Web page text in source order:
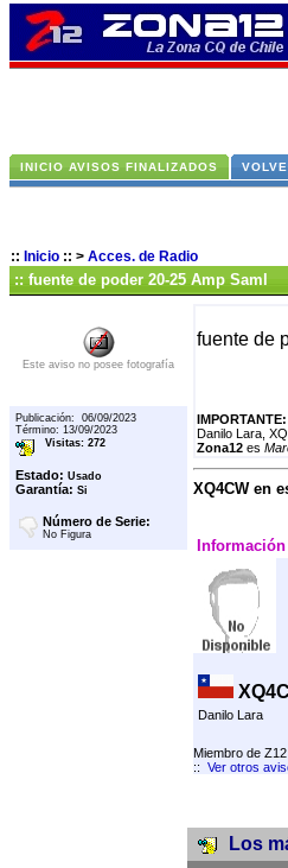
INICIO AVISOS FINALIZADOS
:: Inicio :: > Acces. de Radio
:: fuente de poder 20-25 Amp Saml
Este aviso no posee fotografía
Publicación: 06/09/2023
Término: 13/09/2023
Visitas: 272
Estado: Usado
Garantía: Si
Número de Serie:
No Figura
fuente de
IMPORTANTE:
Danilo Lara,
Zona12 es
XQ4CW en
Danilo Lara
Miembro de
:: Ver otros
Los